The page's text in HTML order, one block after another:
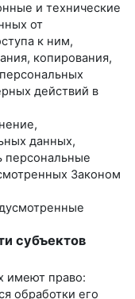
и технические
от
к ним,
копирования,
действий в
данных,
персональные
Законом
субъектов
имеют право:
обработки его